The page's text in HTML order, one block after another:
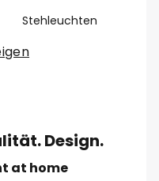
Stehleuchten
Design.
at home